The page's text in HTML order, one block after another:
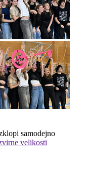
samodejno
velikosti